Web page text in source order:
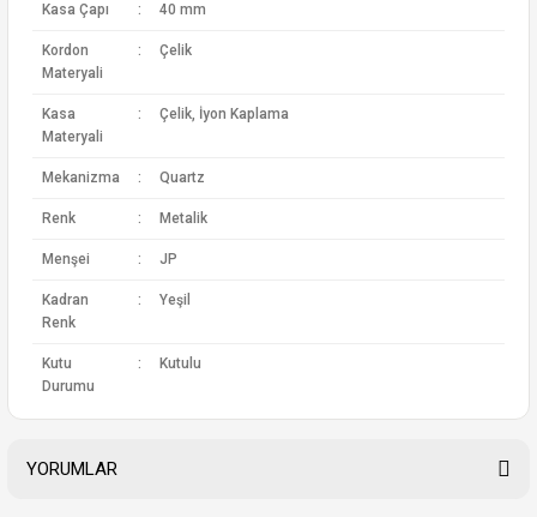
Kasa Çapı : 40 mm
Kordon
Materyali
: Çelik
Kasa
Materyali
: Çelik, İyon Kaplama
Mekanizma : Quartz
Renk : Metalik
Menşei : JP
Kadran
Renk
: Yeşil
Kutu
Durumu
: Kutulu
YORUMLAR